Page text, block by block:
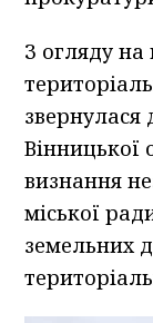
З огляду на
звернулася
Вінницької
визнання
міської
земельних